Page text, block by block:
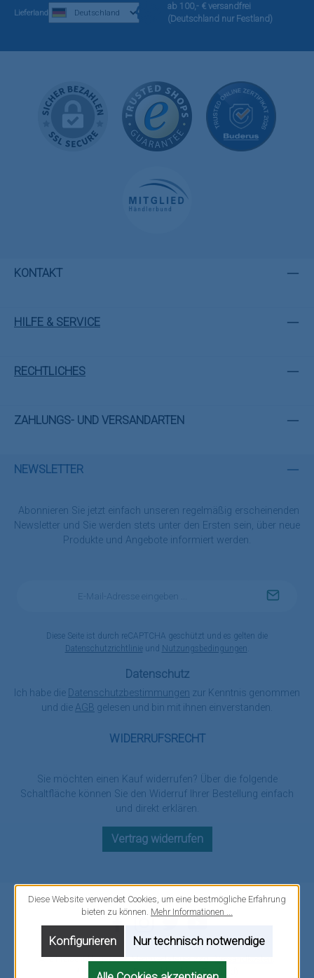
Lieferland
ab 100,- € versandfrei
(Deutschland nur Festland)
KONTAKT
HILFE & SERVICE
RECHTLICHES
ZAHLUNGS- UND VERSANDARTEN
WIDERRUFSRECHT
Sie möchten einen Kauf widerrufen? Über die folgende
Schaltfläche können Sie den Widerruf Ihrer Bestellung einfach
und direkt erklären.
Vertrag widerrufen
NEWSLETTER
Abonnieren Sie jetzt einfach unseren regelmäßig erscheinenden
Newsletter und Sie werden stets unter den Ersten sein, über neue
Produkte und Angebote informiert werden.
Diese Seite ist durch reCAPTCHA geschützt und es gelten die
Datenschutzrichtlinieund Nutzungsbedingungen
Datenschutz
Ich habe die Datenschutzbestimmungen zur Kenntnis genommen
und die AGB gelesen und bin mit ihnen einverstanden.
Facebook
Alle Preise inkl. gesetzl. Mehrwertsteuer zzgl.Versandkosten
*innerhalb von Deutschland (nur Festland)
Diese Website verwendet Cookies, um eine bestmögliche Erfahrung
bieten zu können. Mehr Informationen ...
Nur technisch notwendige
Konfigurieren